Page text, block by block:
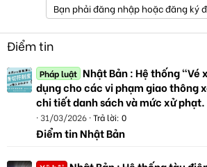
Bạn phải đăng nhập hoặc đăng ký
Điểm tin
Pháp luật Nhật Bản : Hệ thống "Vé
dụng cho các vi phạm giao thông
chi tiết danh sách và mức xử phạt.
31/03/2026 Trả lời: 0
Điểm tin Nhật Bản